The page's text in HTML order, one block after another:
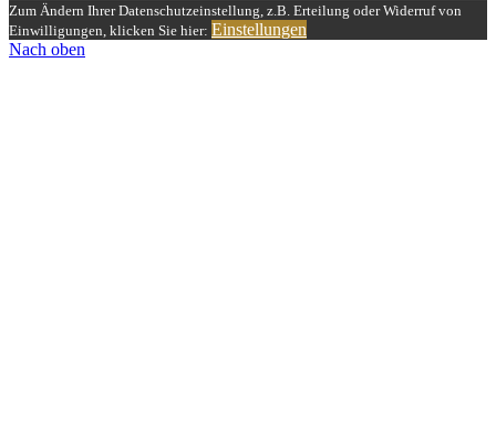
Zum Ändern Ihrer Datenschutzeinstellung, z.B. Erteilung oder Widerruf von
Einwilligungen, klicken Sie hier: Einstellungen
Nach oben